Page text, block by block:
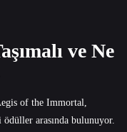
ve Ne
Aegis of the Immortal,
ödüller arasında bulunuyor.